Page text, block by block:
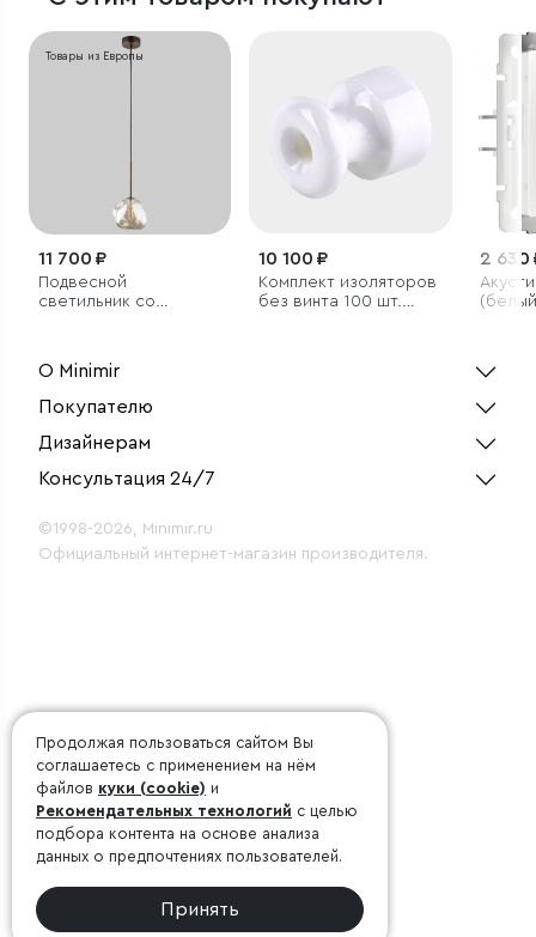
Товары из Европы
11 700 ₽
Подвесной
светильник со
10 100 ₽
Комплект изоляторов
без винта 100 шт.
2 630
О Minimir
Покупателю
Дизайнерам
Консультация 24/7
©1998-2026, Minimir.ru
Официальный интернет-магазин производителя.
Продолжая пользоваться сайтом Вы
соглашаетесь с применением на нём
файлов куки (cookie) и
Рекомендательных технологий с целью
подбора контента на основе анализа
данных о предпочтениях пользователей.
Принять